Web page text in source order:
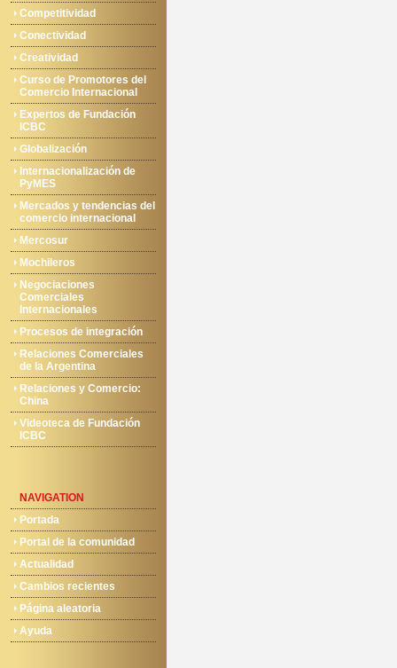
Competitividad
Conectividad
Creatividad
Curso de Promotores del
Comercio Internacional
Expertos de Fundación
ICBC
Globalización
Internacionalización de
PyMES
Mercados y tendencias del
comercio internacional
Mercosur
Mochileros
Negociaciones
Comerciales
Internacionales
Procesos de integración
Relaciones Comerciales
de la Argentina
Relaciones y Comercio:
China
Videoteca de Fundación
ICBC
NAVIGATION
Portada
Portal de la comunidad
Actualidad
Cambios recientes
Página aleatoria
Ayuda